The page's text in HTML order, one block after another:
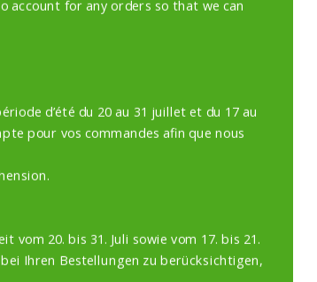
18
deze periode
27
account for any orders so that we can
d’été du 20 au 31 juillet et du 17 au
pour vos commandes afin que nous
vom 20. bis 31. Juli sowie vom 17. bis 21.
Ihren Bestellungen zu berücksichtigen,